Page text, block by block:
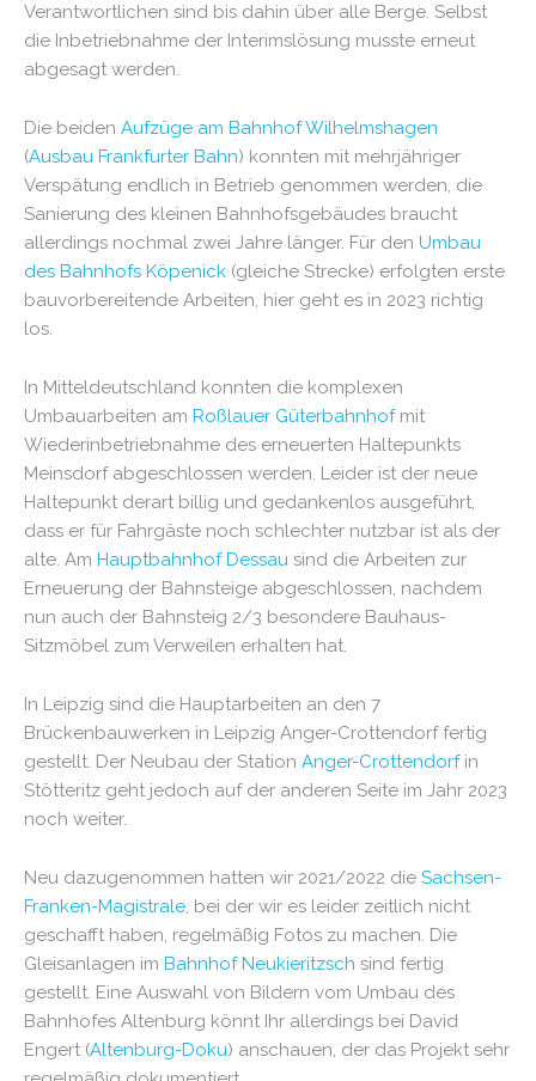
Verantwortlichen sind bis dahin über alle Berge. Selbst
die Inbetriebnahme der Interimslösung musste erneut
abgesagt werden.
Die beiden Aufzüge am Bahnhof Wilhelmshagen
(Ausbau Frankfurter Bahn) konnten mit mehrjähriger
Verspätung endlich in Betrieb genommen werden, die
Sanierung des kleinen Bahnhofsgebäudes braucht
allerdings nochmal zwei Jahre länger. Für den Umbau
des Bahnhofs Köpenick (gleiche Strecke) erfolgten erste
bauvorbereitende Arbeiten, hier geht es in 2023 richtig
los.
In Mitteldeutschland konnten die komplexen
Umbauarbeiten am Roßlauer Güterbahnhofmit
Wiederinbetriebnahme des erneuerten Haltepunkts
Meinsdorf abgeschlossen werden. Leider ist der neue
Haltepunkt derart billig und gedankenlos ausgeführt,
dass er für Fahrgäste noch schlechter nutzbar ist als der
alte. Am Hauptbahnhof Dessau sind die Arbeiten zur
Erneuerung der Bahnsteige abgeschlossen, nachdem
nun auch der Bahnsteig 2/3 besondere Bauhaus-
Sitzmöbel zum Verweilen erhalten hat.
In Leipzig sind die Hauptarbeiten an den 7
Brückenbauwerken in Leipzig Anger-Crottendorf fertig
gestellt. Der Neubau der Station Anger-Crottendorfin
Stötteritz geht jedoch auf der anderen Seite im Jahr 2023
noch weiter.
Neu dazugenommen hatten wir 2021/2022 die Sachsen-
Franken-Magistrale, bei der wir es leider zeitlich nicht
geschafft haben, regelmäßig Fotos zu machen. Die
Gleisanlagen im Bahnhof Neukieritzsch sind fertig
gestellt. Eine Auswahl von Bildern vom Umbau des
Bahnhofes Altenburg könnt Ihr allerdings bei David
Engert (Altenburg-Doku) anschauen, der das Projekt sehr